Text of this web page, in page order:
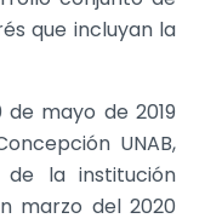
que incluyan la
mayo de 2019
UNAB,
la institución
marzo del 2020